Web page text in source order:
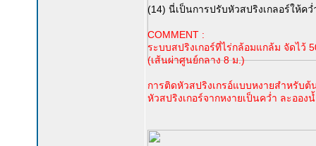
(14) นี่เป็นการปรับหัวสปริงเกลอร์ให้ค
COMMENT :
ระบบสปริงเกอร์ที่ไร่กล้อมแกล้ม จัดไ
(เส้นผ่าศูนย์กลาง 8 ม.)
การติดหัวสปริงเกรอ์แบบหงายสำหรับ
หัวสปริงเกอร์จากหงายเป็นคว่ำ ละออ